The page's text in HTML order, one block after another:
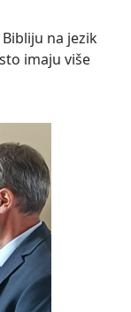
na jezik
imaju više